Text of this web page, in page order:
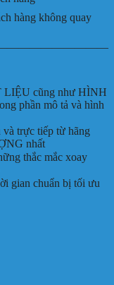
hàng không quay
LIỆU cũng như HÌNH
phần mô tả và hình
trực tiếp từ hãng
nhất
thắc mắc xoay
gian chuẩn bị tối ưu